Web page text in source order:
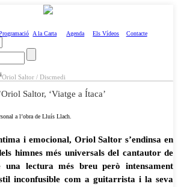
A la Carta Agenda Els Vídeos Contacte
Oriol Saltor / Discmedi
Saltor, ‘Viatge a Ítaca’
a l’obra de Lluís Llach.
i emocional, Oriol Saltor s’endinsa en
himnes més universals del cantautor de
una lectura més breu però intensament
inconfusible com a guitarrista i la seva